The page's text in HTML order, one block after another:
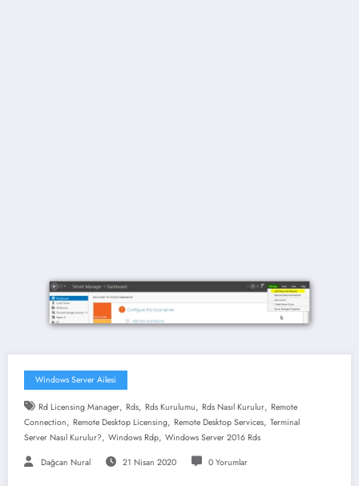
Windows Server Ailesi
Rd Licensing Manager, Rds, Rds Kurulumu, Rds Nasıl Kurulur, Remote
Connection, Remote Desktop Licensing, Remote Desktop Services, Terminal
Server Nasıl Kurulur?, Windows Rdp, Windows Server 2016 Rds
Dağcan Nural 21 Nisan 2020 0 Yorumlar